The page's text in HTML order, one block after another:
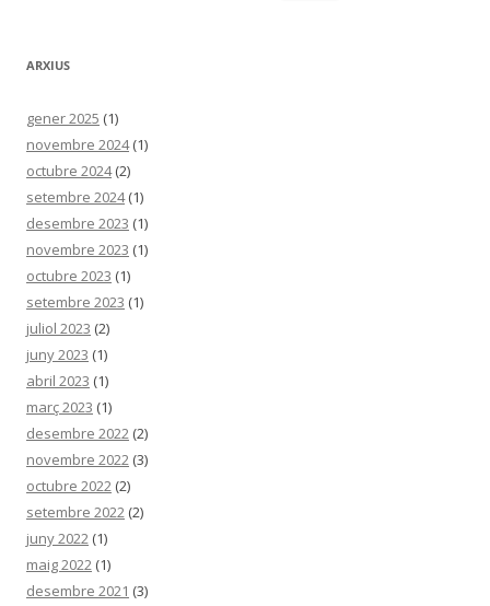
ARXIUS
gener 2025 (1)
novembre 2024(1)
octubre 2024(2)
setembre 2024(1)
desembre 2023 (1)
novembre 2023 (1)
octubre 2023 (1)
setembre 2023 (1)
juliol 2023 (2)
juny 2023 (1)
abril 2023 (1)
març 2023 (1)
desembre 2022 (2)
novembre 2022 (3)
octubre 2022 (2)
setembre 2022 (2)
juny 2022 (1)
maig 2022 (1)
desembre 2021 (3)